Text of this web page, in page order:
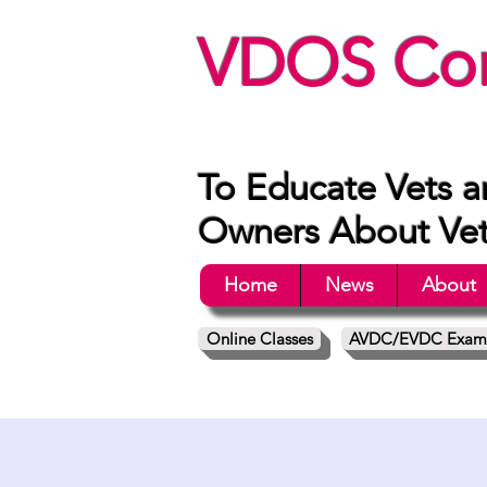
VDOS
To Educate Vets
Owners About
Home News About
Online Classes AVDC/EVDC